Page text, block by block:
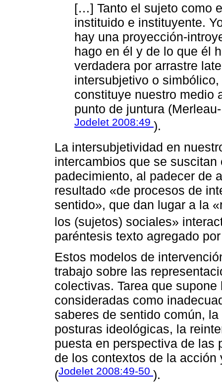
[…] Tanto el sujeto como
instituido e instituyente.
hay una proyección-
hago en él y de lo que él
verdadera por arrastre
intersubjetivo o
constituye nuestro medio
punto de juntura
Jodelet 2008:49 ).
La intersubjetividad en
intercambios que se
padecimiento, al padecer de
resultado «de procesos de
sentido», que dan lugar a la
los (sujetos) sociales»
paréntesis texto agregado
Estos modelos de
trabajo sobre las
colectivas. Tarea que
consideradas como
saberes de sentido común,
posturas ideológicas, la
puesta en perspectiva de las
de los contextos de la
(Jodelet 2008:49-50 ).